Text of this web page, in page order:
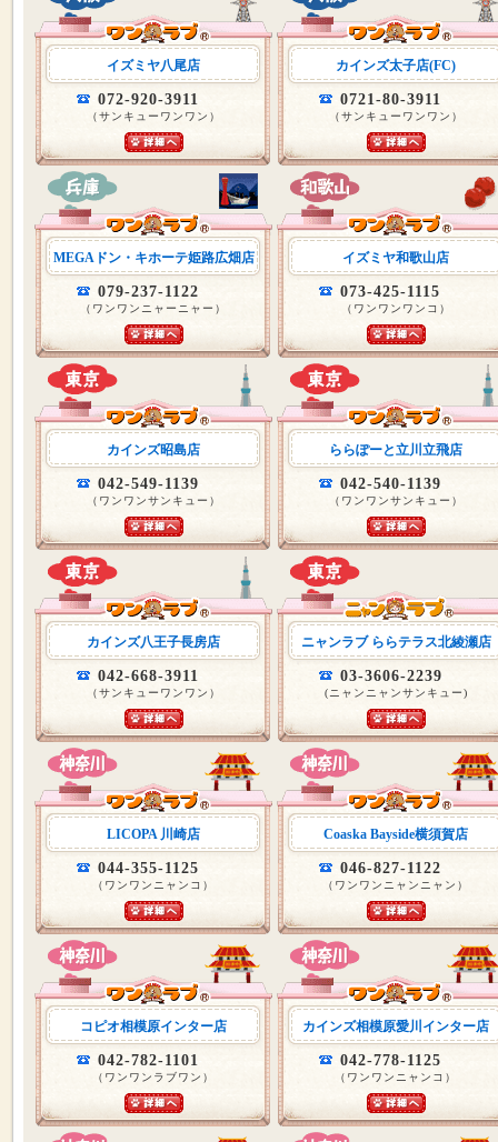
イズミヤ八尾店
072-920-3911
（サンキューワンワン）
カインズ太子店(FC)
0721-80-3911
（サンキューワンワン）
MEGAドン・キホーテ姫路広畑店
079-237-1122
（ワンワンニャーニャー）
イズミヤ和歌山店
073-425-1115
（ワンワンワンコ）
カインズ昭島店
042-549-1139
（ワンワンサンキュー）
ららぽーと立川立飛店
042-540-1139
（ワンワンサンキュー）
カインズ八王子長房店
042-668-3911
（サンキューワンワン）
ニャンラブ ららテラス北綾瀬店
03-3606-2239
(ニャンニャンサンキュー)
LICOPA 川崎店
044-355-1125
（ワンワンニャンコ）
Coaska Bayside横須賀店
046-827-1122
（ワンワンニャンニャン）
コピオ相模原インター店
042-782-1101
（ワンワンラブワン）
カインズ相模原愛川インター店
042-778-1125
（ワンワンニャンコ）